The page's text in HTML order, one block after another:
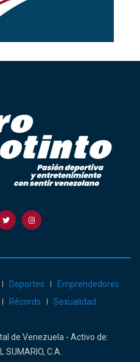
Deportes
Emprendedores
Récords
Sexualidad
de Venezuela - Activo de:
C.A.